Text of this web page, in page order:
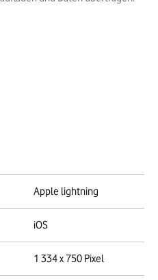
Apple lightning
iOS
1 334 x 750 Pixel